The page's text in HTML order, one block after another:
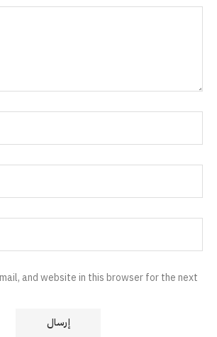
and website in this browser for the next